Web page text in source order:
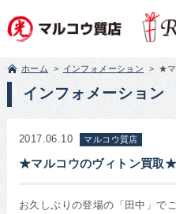
ホーム インフォメーション ★マ
インフォメーション
2017.06.10 マルコウ質店
★マルコウのヴィトン買取★
お久しぶりの登場の「田中」で